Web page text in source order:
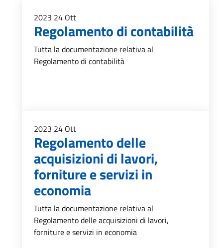
2023 24 Ott
Regolamento di contabilità
Tutta la documentazione relativa al
Regolamento di contabilità
2023 24 Ott
Regolamento delle
acquisizioni di lavori,
forniture e servizi in
economia
Tutta la documentazione relativa al
Regolamento delle acquisizioni di lavori,
forniture e servizi in economia